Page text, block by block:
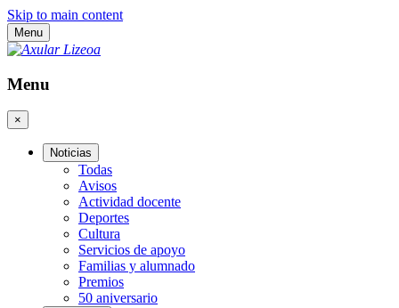
Skip to main content
Menu
Menu
×
Noticias
Todas
Avisos
Actividad docente
Deportes
Cultura
Servicios de apoyo
Familias y alumnado
Premios
50 aniversario